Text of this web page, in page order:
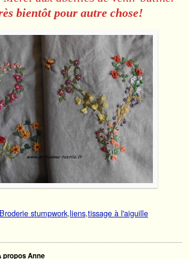
bientôt pour autre chose!
Broderie stumpwork,liens,tissage à l'aiguille
propos Anne